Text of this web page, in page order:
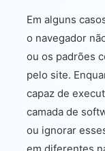
Em alguns
o navegador
ou os padrões
pelo site.
capaz de
camada de
ou ignorar
em diferentes